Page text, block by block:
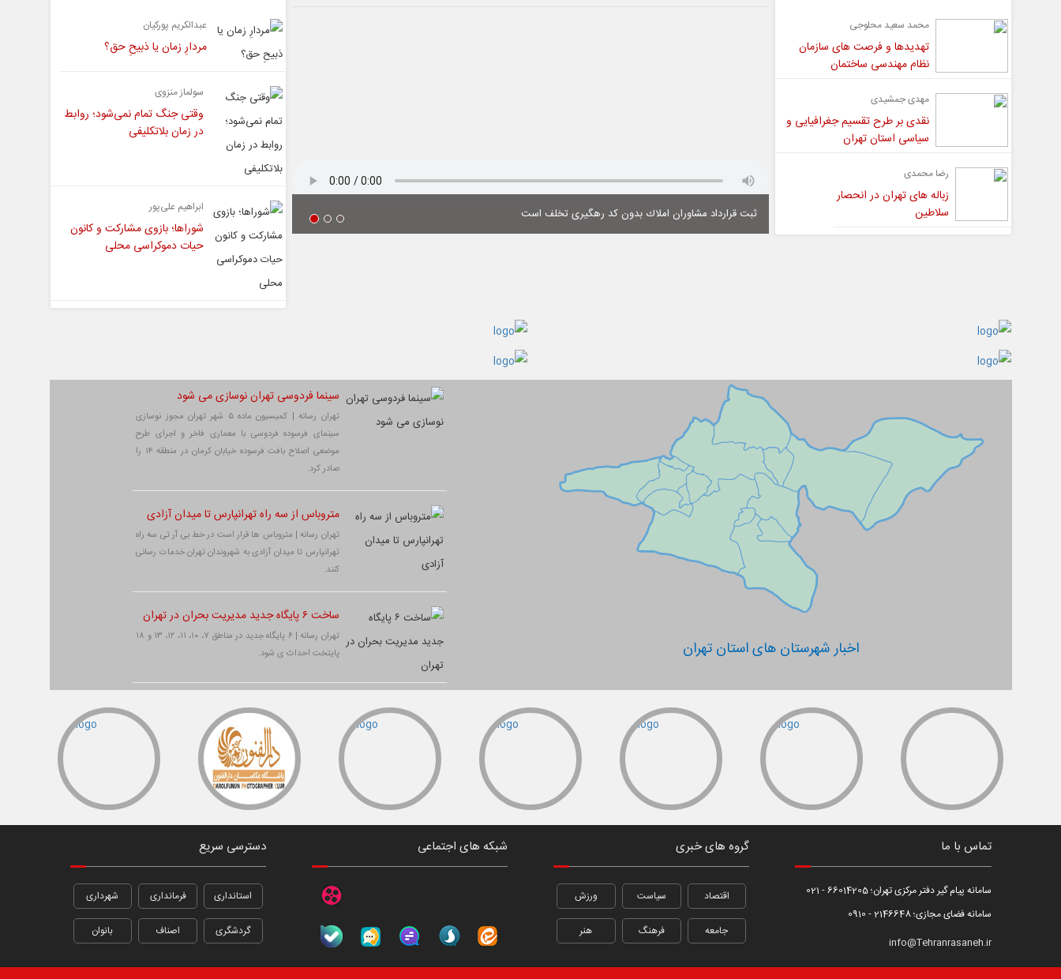
محمد سعید محلوجی
تهدیدها و فرصت های سازمان
نظام مهندسی ساختمان
مهدی جمشیدی
نقدی بر طرح تقسیم جغرافیایی و
سیاسی استان تهران
رضا محمدی
زباله های تهران در انحصار
سلاطین
ثبت قرارداد مشاوران املاك بدون كد رهگیری تخلف است
عبدالکریم پورکیان
مردارِ زمان یا ذبیحِ حق؟
سولماز منزوی
وقتی جنگ تمام نمی‌شود؛ روابط
در زمان بلاتکلیفی
ابراهیم علی‌پور
شوراها؛ بازوی مشارکت و کانون
حیات دموکراسی محلی
اخبار شهرستان های استان تهران
سینما فردوسی تهران نوسازی می شود
تهران رسانه | کمیسیون ماده ۵ شهر تهران مجوز نوسازی
سینمای فرسوده فردوسی با معماری فاخر و اجرای طرح
موضعی اصلاح بافت فرسوده خیابان کرمان در منطقه ۱۴ را
صادر کرد.
متروباس از سه راه تهرانپارس تا میدان آزادی
تهران رسانه | متروباس ها قرار است در خط بی آر تی سه راه
تهرانپارس تا میدان آزادی به شهروندان تهران خدمات رسانی
کنند.
ساخت ۶ پایگاه جدید مدیریت بحران در تهران
تهران رسانه | ۶ پایگاه جدید در مناطق ۷، ۱۰، ۱۱، ۱۲، ۱۳ و ۱۸
پایتخت احداث ی شود.
تماس با ما
سامانه پیام گیر دفتر مرکزی تهران؛ 66014205 - 021
سامانه فضای مجازی؛ 2146648 - 0910
info@Tehranrasaneh.ir
گروه های خبری
اقتصاد سیاست ورزش
جامعه فرهنگ هنر
شبکه های اجتماعی دسترسی سریع
استانداری فرمانداری شهرداری
گردشگری اصناف بانوان